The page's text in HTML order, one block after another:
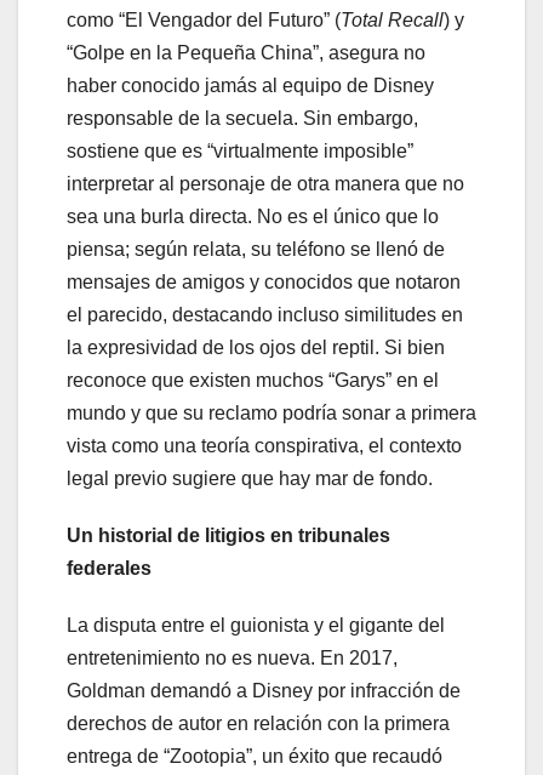
como “El Vengador del Futuro” (Total Recall) y
“Golpe en la Pequeña China”, asegura no
haber conocido jamás al equipo de Disney
responsable de la secuela. Sin embargo,
sostiene que es “virtualmente imposible”
interpretar al personaje de otra manera que no
sea una burla directa. No es el único que lo
piensa; según relata, su teléfono se llenó de
mensajes de amigos y conocidos que notaron
el parecido, destacando incluso similitudes en
la expresividad de los ojos del reptil. Si bien
reconoce que existen muchos “Garys” en el
mundo y que su reclamo podría sonar a primera
vista como una teoría conspirativa, el contexto
legal previo sugiere que hay mar de fondo.
Un historial de litigios en tribunales
federales
La disputa entre el guionista y el gigante del
entretenimiento no es nueva. En 2017,
Goldman demandó a Disney por infracción de
derechos de autor en relación con la primera
entrega de “Zootopia”, un éxito que recaudó